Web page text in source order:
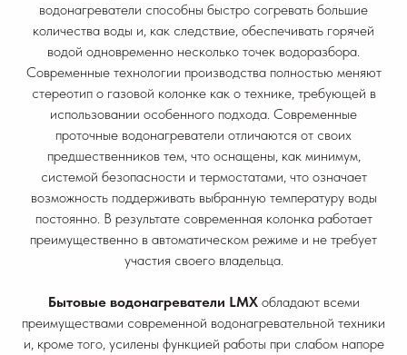
водонагреватели способны быстро согревать большие
количества воды и, как следствие, обеспечивать горячей
водой одновременно несколько точек водоразбора.
Современные технологии производства полностью меняют
стереотип о газовой колонке как о технике, требующей в
использовании особенного подхода. Современные
проточные водонагреватели отличаются от своих
предшественников тем, что оснащены, как минимум,
системой безопасности и термостатами, что означает
возможность поддерживать выбранную температуру воды
постоянно. В результате современная колонка работает
преимущественно в автоматическом режиме и не требует
участия своего владельца.
Бытовые водонагреватели LMX обладают всеми
преимуществами современной водонагревательной техники
и, кроме того, усилены функцией работы при слабом напоре